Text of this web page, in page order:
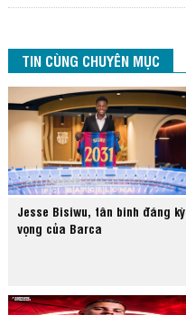
TIN CÙNG CHUYÊN MỤC
Jesse Bisiwu, tân binh đáng kỳ
vọng của Barca